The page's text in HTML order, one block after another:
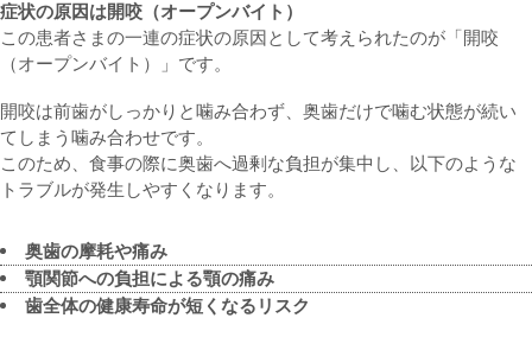
症状の原因は開咬（オープンバイト）
この患者さまの一連の症状の原因として考えられたのが「開咬
（オープンバイト）」です。
開咬は前歯がしっかりと噛み合わず、奥歯だけで噛む状態が続い
てしまう噛み合わせです。
このため、食事の際に奥歯へ過剰な負担が集中し、以下のような
トラブルが発生しやすくなります。
奥歯の摩耗や痛み
顎関節への負担による顎の痛み
歯全体の健康寿命が短くなるリスク